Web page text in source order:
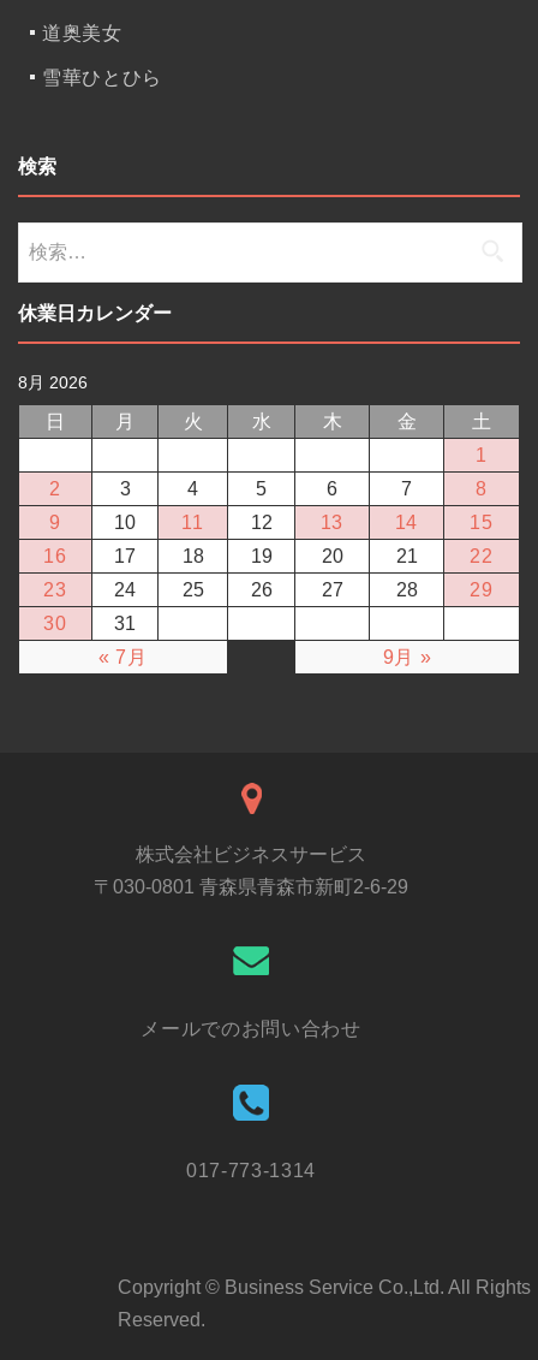
道奥美女
雪華ひとひら
検索
休業日カレンダー
8月 2026
日 月 火 水 木 金
土
1
2
3 4 5 6 7
8
9
10 11 12 13 14
15
16
17 18 19 20 21
22
23
24 25 26 27 28
29
30
31
« 7月
9月 »
株式会社ビジネスサービス
〒030-0801 青森県青森市新町2-6-29
メールでのお問い合わせ
017-773-1314
Copyright © Business Service Co.,Ltd. All Rights
Reserved.